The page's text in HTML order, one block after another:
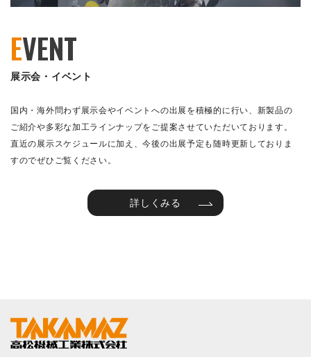
EVENT
展示会・イベント
国内・海外問わず展示会やイベントへの出展を積極的に行い、新製品の
ご紹介や多彩な加工ラインナップをご提案させていただいております。
直近の展示スケジュールに加え、今後の出展予定も随時更新しておりま
すのでぜひご覧ください。
詳しくみる